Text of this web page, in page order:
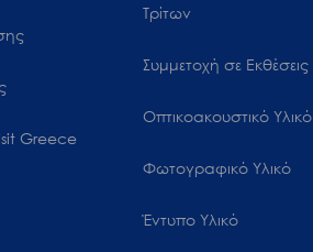
Greece
Τρίτων
Συμμετοχή σε Εκθέσεις
Οπτικοακουστικό Υλικό
Φωτογραφικό Υλικό
Έντυπο Υλικό